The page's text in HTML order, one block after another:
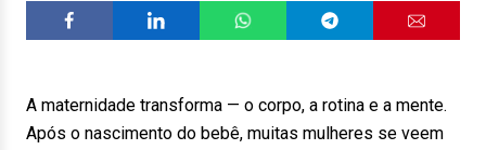
A maternidade transforma — o corpo, a rotina e a mente.
Após o nascimento do bebê, muitas mulheres se veem